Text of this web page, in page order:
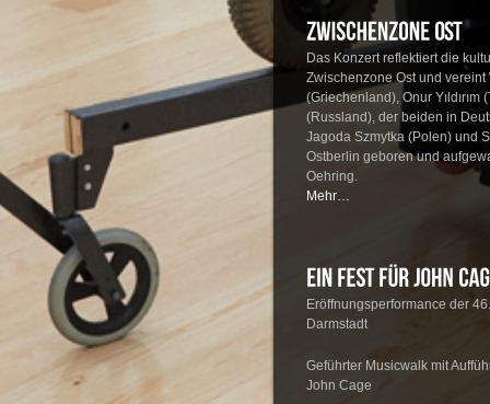
Das Konzert reflektiert die
Zwischenzone Ost und
(Griechenland), Onur
(Russland), der beiden in
Jagoda Szmytka (Polen) und
Ostberlin geboren und
Oehring.
Mehr…
Eröffnungsperformance der
Darmstadt
Geführter Musicwalk mit
John Cage